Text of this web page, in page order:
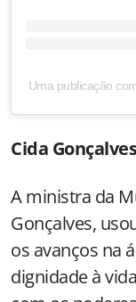
Uma publicação
Cida
A ministra da
Gonçalves,
os avanços na
dignidade à